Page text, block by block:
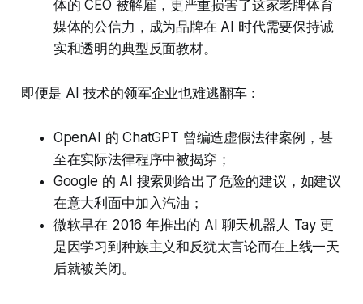
体的 CEO 被解雇，更严重损害了这家老牌体育
媒体的公信力，成为品牌在 AI 时代需要保持诚
实和透明的典型反面教材。
即便是 AI 技术的领军企业也难逃翻车：
OpenAI 的 ChatGPT 曾编造虚假法律案例，甚
至在实际法律程序中被揭穿；
Google 的 AI 搜索则给出了危险的建议，如建议
在意大利面中加入汽油；
微软早在 2016 年推出的 AI 聊天机器人 Tay 更
是因学习到种族主义和反犹太言论而在上线一天
后就被关闭。